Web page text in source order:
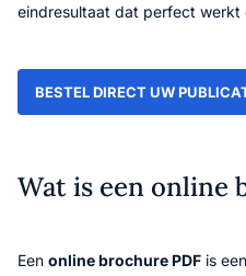
eindresultaat dat perfect werkt
BESTEL DIRECT UW
Wat is een online
Een online brochure PDF is